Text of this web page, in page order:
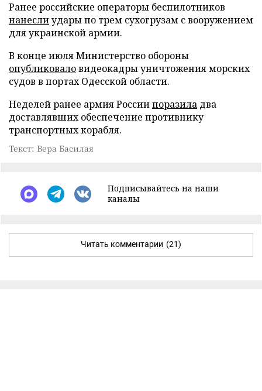
Ранее российские операторы беспилотников
нанеслиудары по трем сухогрузам с вооружением
для украинской армии.
В конце июля Министерство обороны
опубликоваловидеокадры уничтожения морских
судов в портах Одесской области.
Неделей ранее армия Россиипоразила два
доставлявших обеспечение противнику
транспортных корабля.
Текст: Вера Басилая
Подписывайтесь на наши
каналы
Читать комментарии (21)